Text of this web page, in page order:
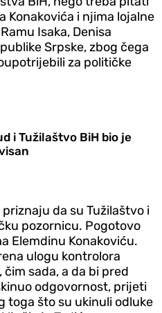
Konakovića i njima lojalne
Isaka, Denisa
Srpske, zbog čega
za političke
i Tužilaštvo BiH bio je
da su Tužilaštvo i
pozornicu. Pogotovo
Elemdinu Konakoviću.
ulogu kontrolora
sada, a da bi pred
odgovornost, prijeti
toga što su ukinuli odluke